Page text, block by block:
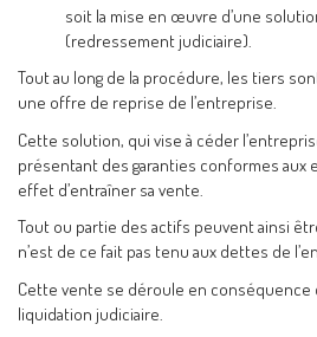
soit la mise en œuvre d’une
(redressement judiciaire).
Tout au long de la procédure, les tiers
une offre de reprise de l’entreprise.
Cette solution, qui vise à céder
présentant des garanties conformes aux
effet d’entraîner sa vente.
Tout ou partie des actifs peuvent ainsi
n’est de ce fait pas tenu aux dettes de
Cette vente se déroule en conséquence
liquidation judiciaire.